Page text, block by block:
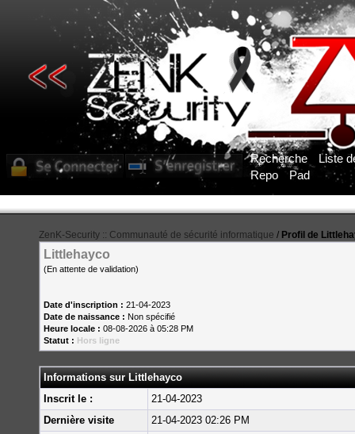
Recherche
Liste
Repo
Pad
ZenK-Security :: Communauté de sécurité informatique / Profil de
Littlehayco
(En attente de validation)
Date d'inscription : 21-04-2023
Date de naissance : Non spécifié
Heure locale : 08-08-2026 à 05:28 PM
Statut : Hors ligne
Informations sur Littlehayco
Inscrit le :
21-04-2023
Dernière visite
21-04-2023 02:26 PM